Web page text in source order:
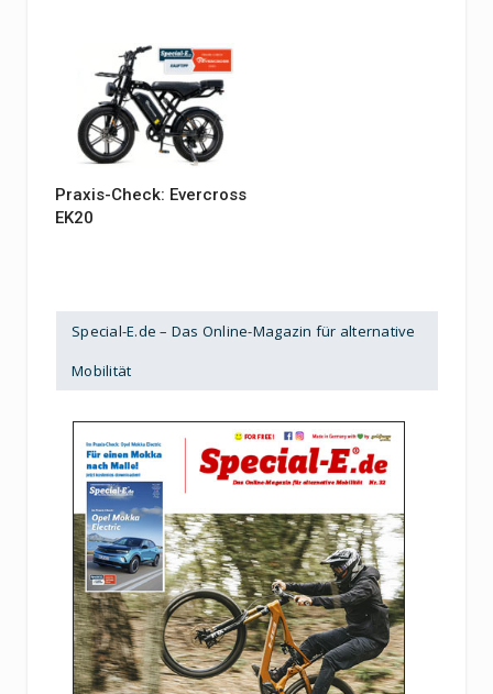
Praxis-Check: Evercross
EK20
Special-E.de – Das Online-Magazin für alternative
Mobilität